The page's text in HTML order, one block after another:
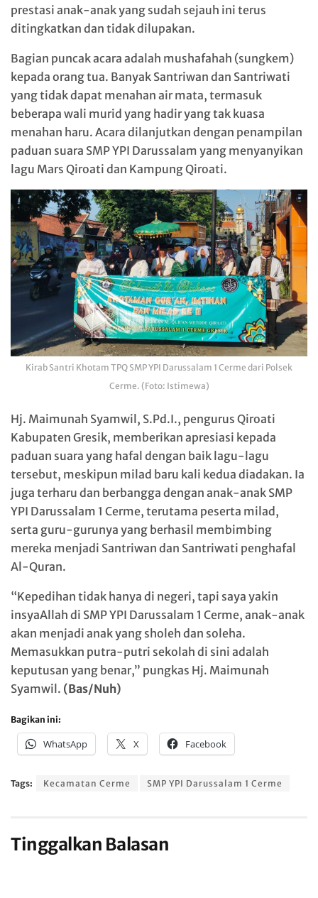
prestasi anak-anak yang sudah sejauh ini terus
ditingkatkan dan tidak dilupakan.
Bagian puncak acara adalah mushafahah (sungkem)
kepada orang tua. Banyak Santriwan dan Santriwati
yang tidak dapat menahan air mata, termasuk
beberapa wali murid yang hadir yang tak kuasa
menahan haru. Acara dilanjutkan dengan penampilan
paduan suara SMP YPI Darussalam yang menyanyikan
lagu Mars Qiroati dan Kampung Qiroati.
Kirab Santri Khotam TPQ SMP YPI Darussalam 1 Cerme dari Polsek
Cerme. (Foto: Istimewa)
Hj. Maimunah Syamwil, S.Pd.I., pengurus Qiroati
Kabupaten Gresik, memberikan apresiasi kepada
paduan suara yang hafal dengan baik lagu-lagu
tersebut, meskipun milad baru kali kedua diadakan. Ia
juga terharu dan berbangga dengan anak-anak SMP
YPI Darussalam 1 Cerme, terutama peserta milad,
serta guru-gurunya yang berhasil membimbing
mereka menjadi Santriwan dan Santriwati penghafal
Al-Quran.
“Kepedihan tidak hanya di negeri, tapi saya yakin
insyaAllah di SMP YPI Darussalam 1 Cerme, anak-anak
akan menjadi anak yang sholeh dan soleha.
Memasukkan putra-putri sekolah di sini adalah
keputusan yang benar,” pungkas Hj. Maimunah
Syamwil. (Bas/Nuh)
Bagikan ini:
WhatsApp X Facebook
Tags: Kecamatan Cerme SMP YPI Darussalam 1 Cerme
Tinggalkan Balasan